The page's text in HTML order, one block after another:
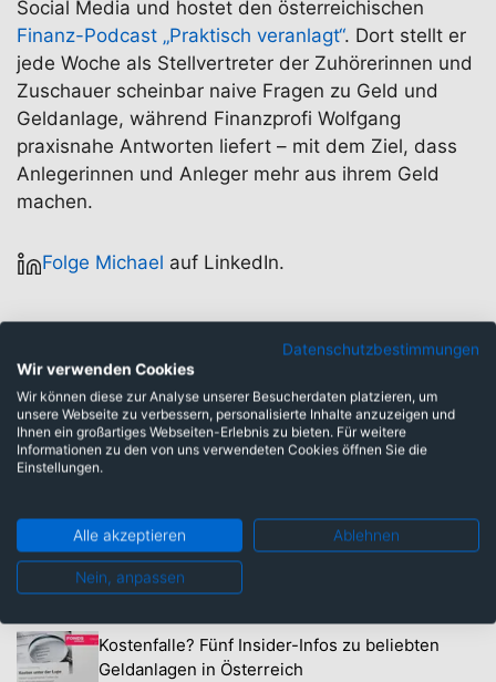
Social Media und hostet den österreichischen
Finanz-Podcast „Praktisch veranlagt“. Dort stellt er
jede Woche als Stellvertreter der Zuhörerinnen und
Zuschauer scheinbar naive Fragen zu Geld und
Geldanlage, während Finanzprofi Wolfgang
praxisnahe Antworten liefert – mit dem Ziel, dass
Anlegerinnen und Anleger mehr aus ihrem Geld
machen.
Folge Michael auf LinkedIn.
Artikel von Michael Spacil
Wer bei Geldanlage kritisch ist, kann mehr
Der digitale Euro: Was geplant ist – und was er
für dich bedeutet
Kostenfalle? Fünf Insider-Infos zu beliebten
Geldanlagen in Österreich
Datenschutzbestimmungen
Wir verwenden Cookies
Wir können diese zur Analyse unserer Besucherdaten platzieren, um
unsere Webseite zu verbessern, personalisierte Inhalte anzuzeigen und
Ihnen ein großartiges Webseiten-Erlebnis zu bieten. Für weitere
Informationen zu den von uns verwendeten Cookies öffnen Sie die
Einstellungen.
Alle akzeptieren Ablehnen
Nein, anpassen